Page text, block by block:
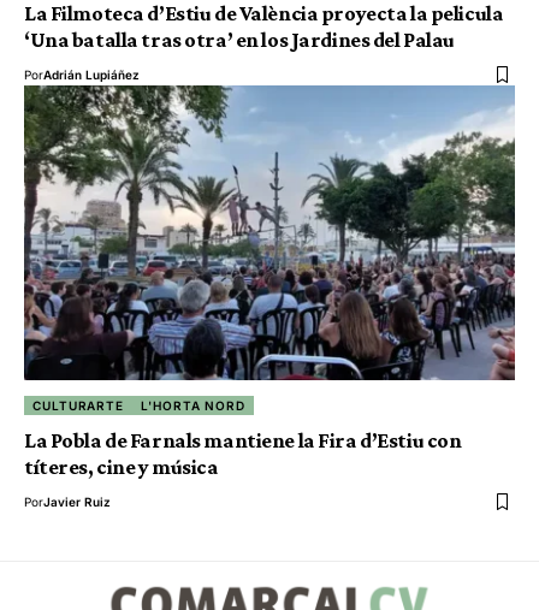
La Filmoteca d’Estiu de València proyecta la pelicula
‘Una batalla tras otra’ en los Jardines del Palau
PorAdrián Lupiáñez
CULTURARTE L'HORTA NORD
La Pobla de Farnals mantiene la Fira d’Estiu con
títeres, cine y música
PorJavier Ruiz